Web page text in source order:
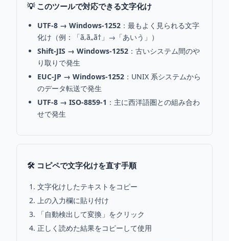
💡 このツールで対応できる文字化け
UTF-8 → Windows-1252 ：最もよく見られる文字
化け（例：「ã‚ã„ã†」→「あいう」）
Shift-JIS → Windows-1252 ：古いシステム間のや
り取りで発生
EUC-JP → Windows-1252 ：UNIX 系システムから
のデータ転送で発生
UTF-8 → ISO-8859-1 ：主に西洋語圏との組み合わ
せで発生
🛠️ コピペで文字化けを直す手順
文字化けしたテキストをコピー
上の入力欄に貼り付け
「自動検出して変換」をクリック
正しく読めた結果をコピーして使用